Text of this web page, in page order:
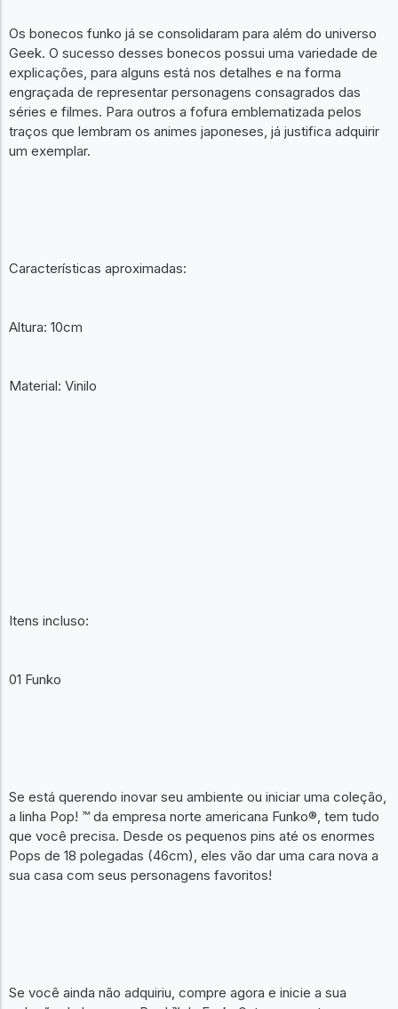
Os bonecos funko já se consolidaram para além do universo
Geek. O sucesso desses bonecos possui uma variedade de
explicações, para alguns está nos detalhes e na forma
engraçada de representar personagens consagrados das
séries e filmes. Para outros a fofura emblematizada pelos
traços que lembram os animes japoneses, já justifica adquirir
um exemplar.
Características aproximadas:
Altura: 10cm
Material: Vinilo
Itens incluso:
01 Funko
Se está querendo inovar seu ambiente ou iniciar uma coleção,
a linha Pop! ™ da empresa norte americana Funko®, tem tudo
que você precisa. Desde os pequenos pins até os enormes
Pops de 18 polegadas (46cm), eles vão dar uma cara nova a
sua casa com seus personagens favoritos!
Se você ainda não adquiriu, compre agora e inicie a sua